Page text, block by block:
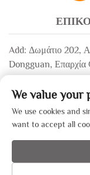
Add: Δωμάτιο 202,
Dongguan, Επαρχία
Πνευματικά
We value your
We use cookies and
want to accept all